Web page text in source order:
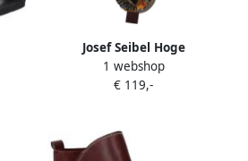
Josef Seibel Hoge
veterschoenen Alina 52 met
topdry tex-membraan
1 webshop
€ 119,-